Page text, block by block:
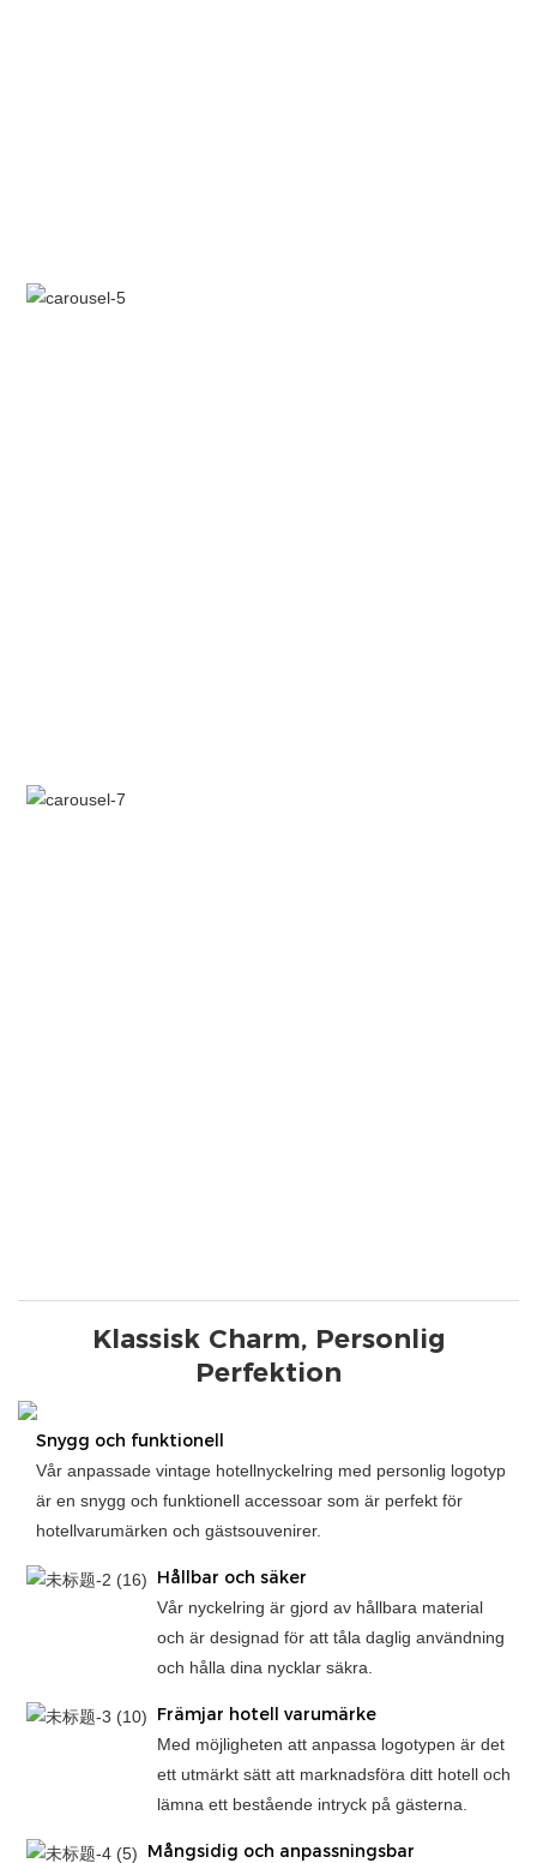
Klassisk Charm, Personlig
Perfektion
Snygg och funktionell
Vår anpassade vintage hotellnyckelring med personlig logotyp
är en snygg och funktionell accessoar som är perfekt för
hotellvarumärken och gästsouvenirer.
Hållbar och säker
Vår nyckelring är gjord av hållbara material
och är designad för att tåla daglig användning
och hålla dina nycklar säkra.
Främjar hotell varumärke
Med möjligheten att anpassa logotypen är det
ett utmärkt sätt att marknadsföra ditt hotell och
lämna ett bestående intryck på gästerna.
Mångsidig och anpassningsbar